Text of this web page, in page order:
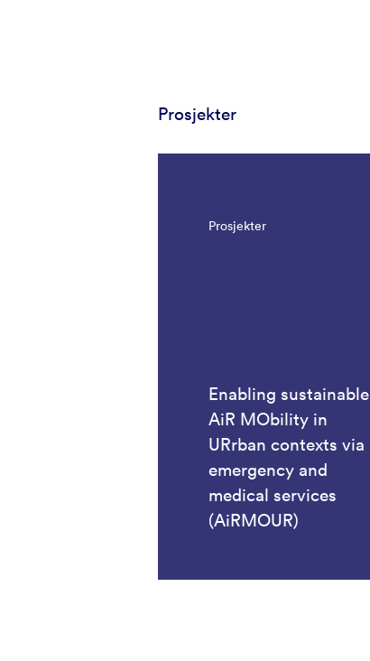
Prosjekter
Prosjekter
Enabling sustainable
AiR MObility in
URrban contexts via
emergency and
medical services
(AiRMOUR)